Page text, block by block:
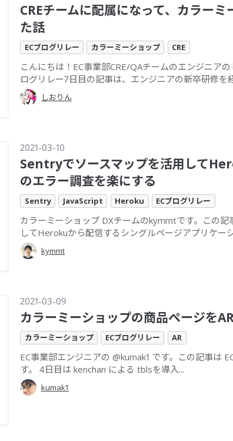
CREチームに配属になって、カラー
た話
ECブログリレー カラーミーショップ CRE
こんにちは！EC事業部CRE/QAチームのエンジニア
ログリレー7日目の記事は、エンジニアの新卒研修を
しおりん
2021-03-10
Sentryでソースマップを活用して
のエラー調査を楽にする
Sentry JavaScript Heroku ECブログリレー
カラーミーショップ DXチームのkymmtです。この
してHerokuから配信するシングルページアプリケー
kymmt
2021-03-09
カラーミーショップの商品ページを
カラーミーショップ ECブログリレー AR
EC事業部エンジニアの @kumak1 です。この記事は
す。 4日目は kenchan による tblsを導入...
kumak1